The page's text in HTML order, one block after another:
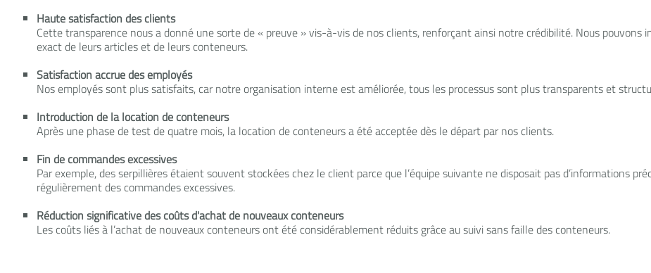
Haute satisfaction des clients
Cette transparence nous a donné une sorte de « preuve » vis-à-vis de nos clients, renforçant ainsi notre crédibilité. Nous
exact de leurs articles et de leurs conteneurs.
Satisfaction accrue des employés
Nos employés sont plus satisfaits, car notre organisation interne est améliorée, tous les processus sont plus transparents et
Introduction de la location de conteneurs
Après une phase de test de quatre mois, la location de conteneurs a été acceptée dès le départ par nos clients.
Fin de commandes excessives
Par exemple, des serpillières étaient souvent stockées chez le client parce que l’équipe suivante ne disposait pas d’informations
régulièrement des commandes excessives.
Réduction significative des coûts d'achat de nouveaux conteneurs
Les coûts liés à l’achat de nouveaux conteneurs ont été considérablement réduits grâce au suivi sans faille des conteneurs.